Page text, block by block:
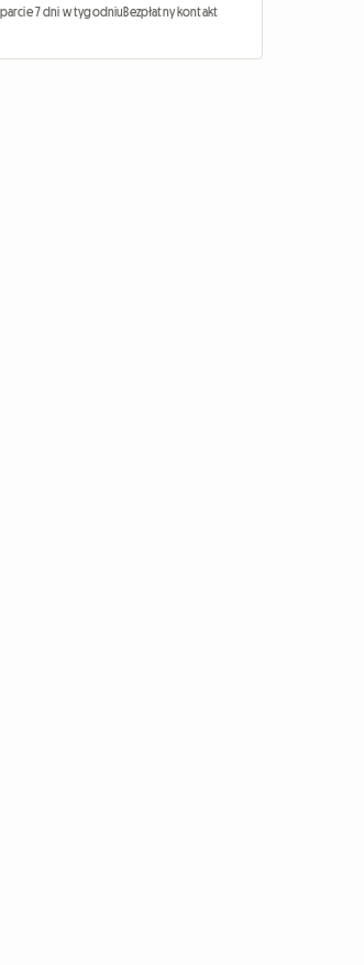
7 dni w tygodniuBezpłatny kontakt